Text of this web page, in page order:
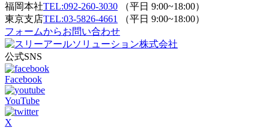
福岡本社TEL:092-260-3030 （平日 9:00~18:00）
東京支店TEL:03-5826-4661
（平日 9:00~18:00）
フォームからお問い合わせ
公式SNS
Facebook
YouTube
X